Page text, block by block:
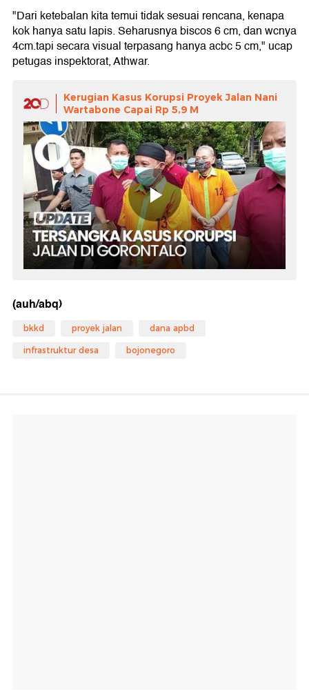
"Dari ketebalan kita temui tidak sesuai rencana, kenapa
kok hanya satu lapis. Seharusnya biscos 6 cm, dan wcnya
4cm.tapi secara visual terpasang hanya acbc 5 cm," ucap
petugas inspektorat, Athwar.
Kerugian Kasus Korupsi Proyek Jalan Nani
Wartabone Capai Rp 5,9 M
(auh/abq)
bkkd proyek jalan dana apbd
infrastruktur desa bojonegoro